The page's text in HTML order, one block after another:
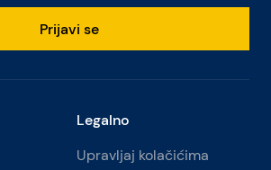
Prijavi se
Legalno
Upravljaj kolačićima